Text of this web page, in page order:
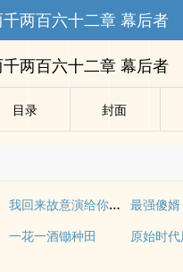
两百六十二章 幕后者
两百六十二章 幕后者
目录 封面
我回来故意演给你们看
最强傻婿
一花一酒锄种田 原始时